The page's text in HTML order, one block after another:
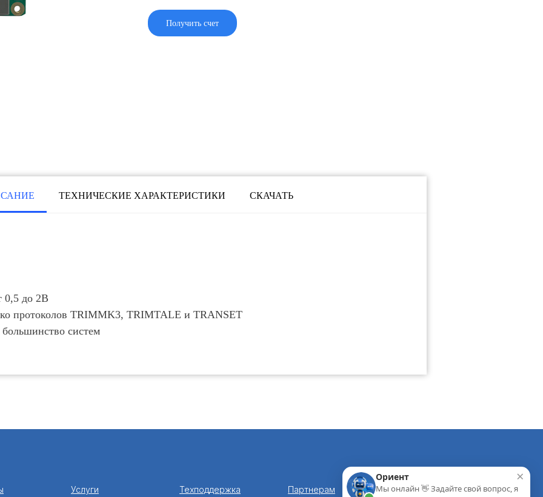
Получить счет
ТЕХНИЧЕСКИЕ ХАРАКТЕРИСТИКИ СКАЧАТЬ
0,5 до 2В
протоколов TRIMMK3, TRIMTALE и TRANSET
большинство систем
Услуги Техподдержка Партнерам
×
Ориент
Мы онлайн 👋 Задайте свой вопрос, я